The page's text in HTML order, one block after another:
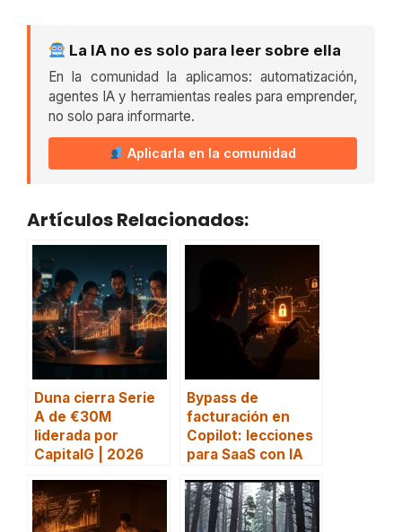
La IA no es solo para leer sobre ella
En la comunidad la aplicamos: automatización,
agentes IA y herramientas reales para emprender,
no solo para informarte.
Aplicarla en la comunidad
Artículos Relacionados:
Duna cierra Serie
A de €30M
liderada por
CapitalG | 2026
Bypass de
facturación en
Copilot: lecciones
para SaaS con IA